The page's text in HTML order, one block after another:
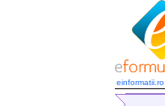
einformatii.ro